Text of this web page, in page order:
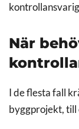
När
I de flesta fall
byggprojekt, till